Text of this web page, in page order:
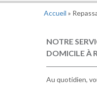
Accueil »
NOTRE
DOMICILE À
Au quotidien,